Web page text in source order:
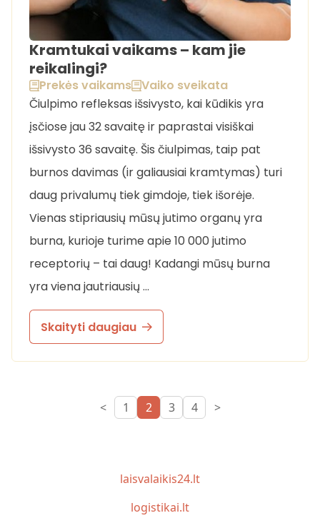
Kramtukai vaikams – kam jie
reikalingi?
Prekės vaikams
Vaiko sveikata
Čiulpimo refleksas išsivysto, kai kūdikis yra
įsčiose jau 32 savaitę ir paprastai visiškai
išsivysto 36 savaitę. Šis čiulpimas, taip pat
burnos davimas (ir galiausiai kramtymas) turi
daug privalumų tiek gimdoje, tiek išorėje.
Vienas stipriausių mūsų jutimo organų yra
burna, kurioje turime apie 10 000 jutimo
receptorių – tai daug! Kadangi mūsų burna
yra viena jautriausių …
Skaityti daugiau
< 1 2 3 4 >
laisvalaikis24.lt
logistikai.lt